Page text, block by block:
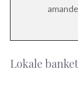
Lokale